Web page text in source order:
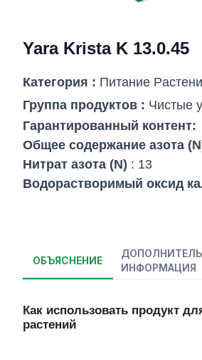
Yara Krista K 13.0.45
Категория : Питание
Группа продуктов : Чистые
Гарантированный контент:
Общее содержание азота
Нитрат азота (N) : 13
Водорастворимый оксид
ОБЪЯСНЕНИЕ
ИНФОРМАЦИЯ
Как использовать продукт
растений